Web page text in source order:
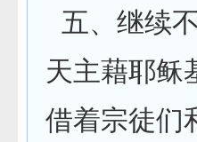
五、继续
天主藉耶稣
借着宗徒们